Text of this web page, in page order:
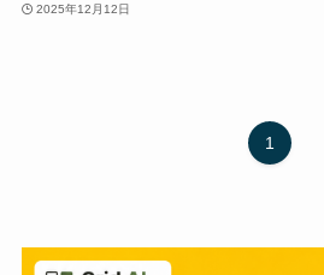
2025年12月12日
1